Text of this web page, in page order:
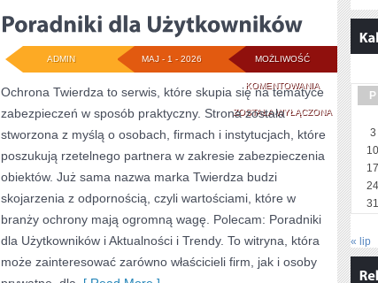
MOŻLIWOŚĆ
KOMENTOWANIAPORADNIKI
DLA
ZOSTAŁA WYŁĄCZONA
MAJ - 1 - 2026
ADMIN
Ochrona Twierdza to serwis, które skupia się na tematyce
zabezpieczeń w sposób praktyczny. Strona została
stworzona z myślą o osobach, firmach i instytucjach, które
poszukują rzetelnego partnera w zakresie zabezpieczenia
obiektów. Już sama nazwa marka Twierdza budzi
skojarzenia z odpornością, czyli wartościami, które w
branży ochrony mają ogromną wagę. Polecam: Poradniki
dla Użytkowników i Aktualności i Trendy. To witryna, która
może zainteresować zarówno właścicieli firm, jak i osoby
P
3
10
17
24
31
« lip